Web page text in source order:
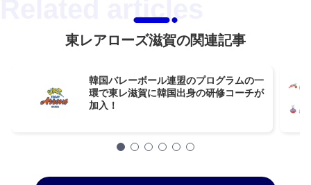
東レアローズ滋賀の関連記事
韓国バレーボール連盟のプログラムの一
環で東レ滋賀に韓国出身の研修コーチが
加入！